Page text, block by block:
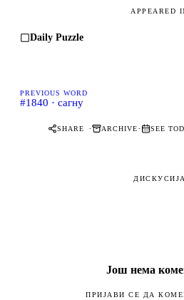
APPEARED
Daily Puzzle
PREVIOUS WORD
#1840 · сагну
SHARE · ARCHIVE· SEE
ДИСКУСИЈА
Још нема
ПРИЈАВИ СЕ ДА